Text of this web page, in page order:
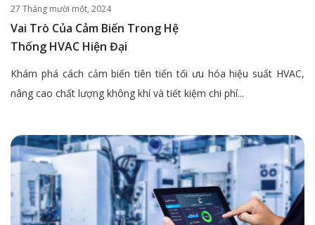
27 Tháng mười một, 2024
Vai Trò Của Cảm Biến Trong Hệ
Thống HVAC Hiện Đại
Khám phá cách cảm biến tiên tiến tối ưu hóa hiệu suất HVAC,
nâng cao chất lượng không khí và tiết kiệm chi phí...